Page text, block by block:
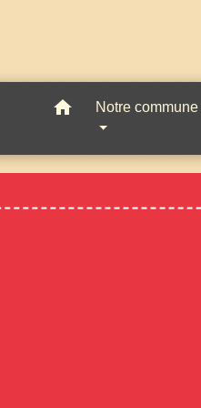
home Notre commune